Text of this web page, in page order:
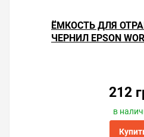
сделать печать на принтере
ЁМКОСТЬ ДЛЯ
ЧЕРНИЛ EPSON
212
в